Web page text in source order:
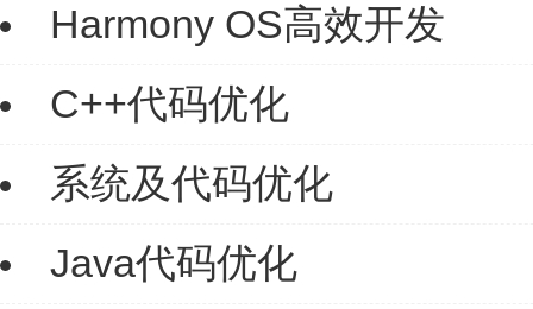
Harmony OS高效开发
C++代码优化
系统及代码优化
Java代码优化